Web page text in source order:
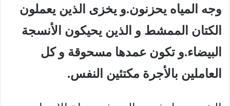
وجه المياه يحزنون.و يخزى الذين يعملون
الكتان الممشط و الذين يحيكون الأنسجة
البيضاء.و تكون عمدها مسحوقة و كل
العاملين بالأجرة مكتئين النفس.